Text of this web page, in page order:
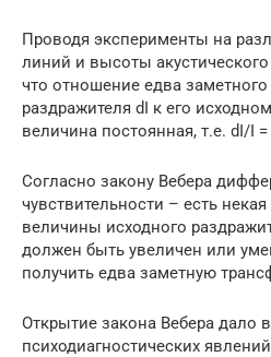
Проводя эксперименты на
линий и высоты
что отношение едва
раздражителя dI к его
величина постоянная, т.е. dI/I
Согласно закону Вебера
чувствительности – есть
величины исходного
должен быть увеличен или
получить едва заметную
Открытие закона Вебера дало
психодиагностических